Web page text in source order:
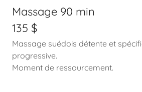
Massage 90 min
135 $
Massage suédois détente et
progressive.
Moment de ressourcement.